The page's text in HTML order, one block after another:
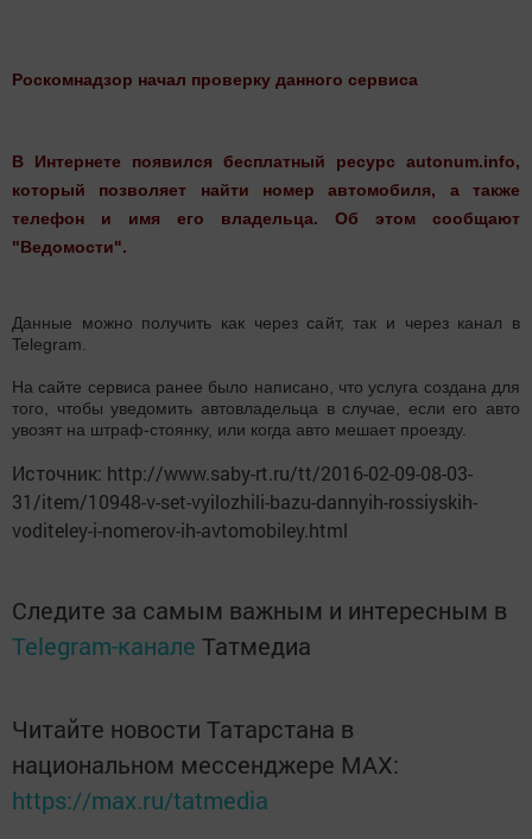
Роскомнадзор начал проверку данного сервиса
В Интернете появился бесплатный ресурс autonum.info,
который позволяет найти номер автомобиля, а также
телефон и имя его владельца. Об этом сообщают
"Ведомости".
Данные можно получить как через сайт, так и через канал в
Telegram.
На сайте сервиса ранее было написано, что услуга создана для
того, чтобы уведомить автовладельца в случае, если его авто
увозят на штраф-стоянку, или когда авто мешает проезду.
Источник: http://www.saby-rt.ru/tt/2016-02-09-08-03-
31/item/10948-v-set-vyilozhili-bazu-dannyih-rossiyskih-
voditeley-i-nomerov-ih-avtomobiley.html
Следите за самым важным и интересным в
Telegram-канале Татмедиа
Читайте новости Татарстана в
национальном мессенджере MАХ:
https://max.ru/tatmedia